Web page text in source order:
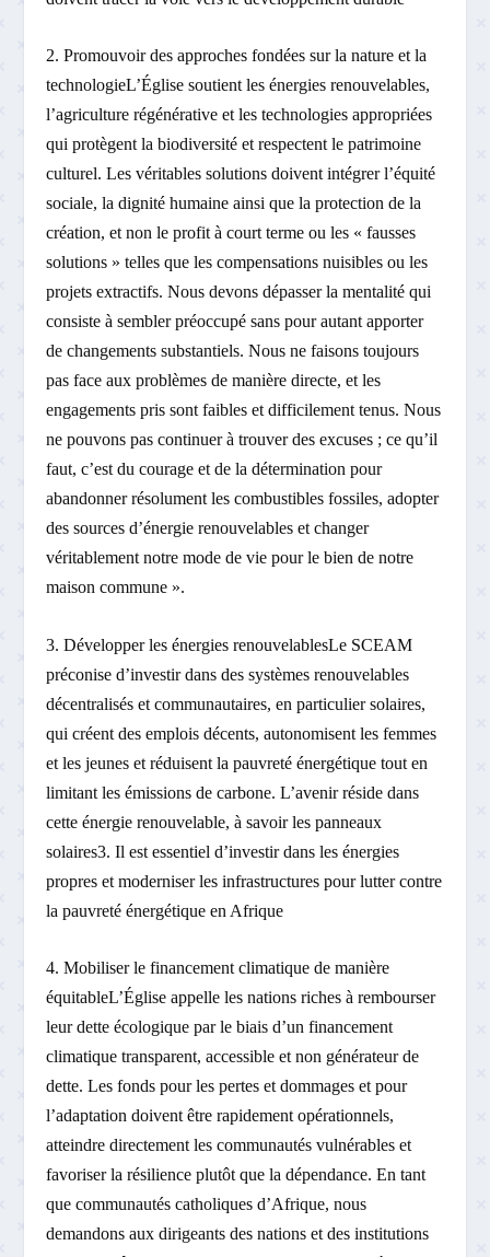
2. Promouvoir des approches fondées sur la nature et la
technologieL’Église soutient les énergies renouvelables,
l’agriculture régénérative et les technologies appropriées
qui protègent la biodiversité et respectent le patrimoine
culturel. Les véritables solutions doivent intégrer l’équité
sociale, la dignité humaine ainsi que la protection de la
création, et non le profit à court terme ou les « fausses
solutions » telles que les compensations nuisibles ou les
projets extractifs. Nous devons dépasser la mentalité qui
consiste à sembler préoccupé sans pour autant apporter
de changements substantiels. Nous ne faisons toujours
pas face aux problèmes de manière directe, et les
engagements pris sont faibles et difficilement tenus. Nous
ne pouvons pas continuer à trouver des excuses ; ce qu’il
faut, c’est du courage et de la détermination pour
abandonner résolument les combustibles fossiles, adopter
des sources d’énergie renouvelables et changer
véritablement notre mode de vie pour le bien de notre
maison commune ».
3. Développer les énergies renouvelablesLe SCEAM
préconise d’investir dans des systèmes renouvelables
décentralisés et communautaires, en particulier solaires,
qui créent des emplois décents, autonomisent les femmes
et les jeunes et réduisent la pauvreté énergétique tout en
limitant les émissions de carbone. L’avenir réside dans
cette énergie renouvelable, à savoir les panneaux
solaires3. Il est essentiel d’investir dans les énergies
propres et moderniser les infrastructures pour lutter contre
la pauvreté énergétique en Afrique
4. Mobiliser le financement climatique de manière
équitableL’Église appelle les nations riches à rembourser
leur dette écologique par le biais d’un financement
climatique transparent, accessible et non générateur de
dette. Les fonds pour les pertes et dommages et pour
l’adaptation doivent être rapidement opérationnels,
atteindre directement les communautés vulnérables et
favoriser la résilience plutôt que la dépendance. En tant
que communautés catholiques d’Afrique, nous
demandons aux dirigeants des nations et des institutions